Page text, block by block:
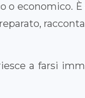
o economico.
a farsi